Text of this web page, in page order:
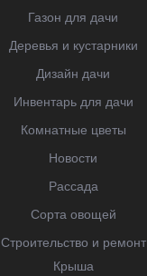
Газон для дачи
Деревья и кустарники
Дизайн дачи
Инвентарь для дачи
Комнатные цветы
Новости
Рассада
Сорта овощей
Строительство и ремонт
Крыша